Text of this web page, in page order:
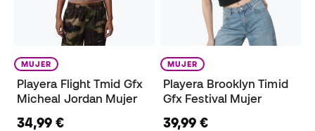
MUJER
Playera Flight Tmid Gfx
Micheal Jordan Mujer
34,99 €
MUJER
Playera Brooklyn Timid
Gfx Festival Mujer
39,99 €